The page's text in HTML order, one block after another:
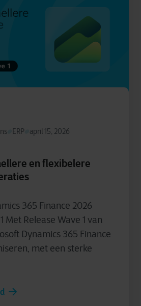
ERP april 15, 2026
en flexibelere
365 Finance 2026
Met Release Wave 1 van
Dynamics 365 Finance
met een sterke